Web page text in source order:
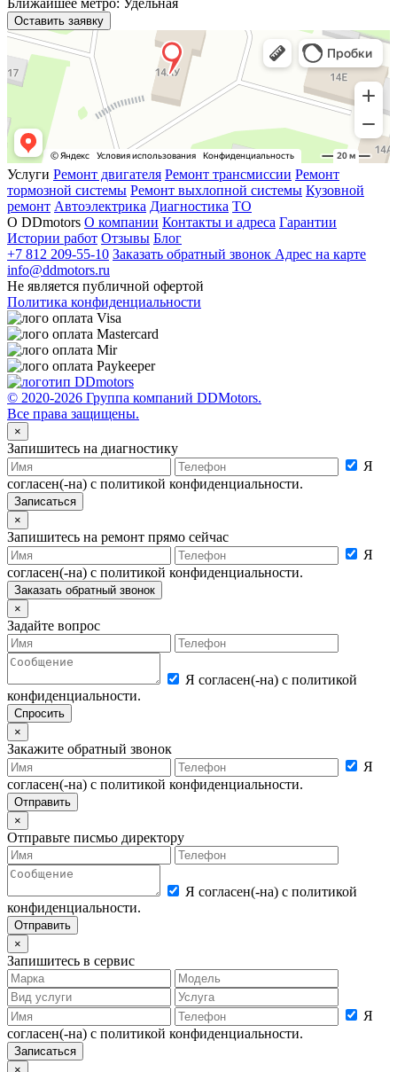
Оставить заявку
Услуги Ремонт двигателя Ремонт трансмиссии Ремонт
тормозной системы Ремонт выхлопной системы Кузовной
ремонт Автоэлектрика Диагностика ТО
О DDmotors О компании Контакты и адреса Гарантии
Истории работ Отзывы Блог
+7 812 209-55-10 Заказать обратный звонок Адрес на карте
info@ddmotors.ru
Не является публичной офертой
Политика конфиденциальности
© 2020-2026 Группа компаний DDMotors.
Все права защищены.
×
Запишитесь на диагностику
Я
согласен(-на) с политикой конфиденциальности.
×
Запишитесь на ремонт прямо сейчас
Я
согласен(-на) с политикой конфиденциальности.
×
Задайте вопрос
Я согласен(-на) с политикой
конфиденциальности.
×
Закажите обратный звонок
Я
согласен(-на) с политикой конфиденциальности.
×
Отправьте писмьо директору
Я согласен(-на) с политикой
конфиденциальности.
×
Запишитесь в сервис
Я
согласен(-на) с политикой конфиденциальности.